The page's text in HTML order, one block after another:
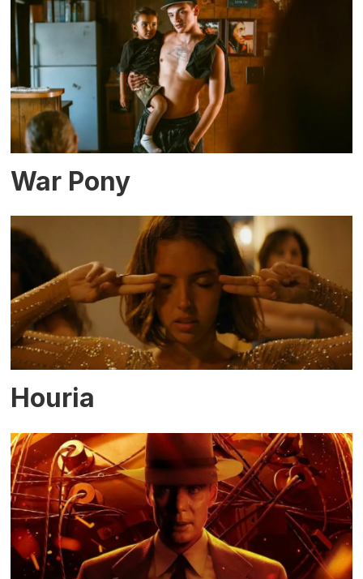
War Pony
Houria